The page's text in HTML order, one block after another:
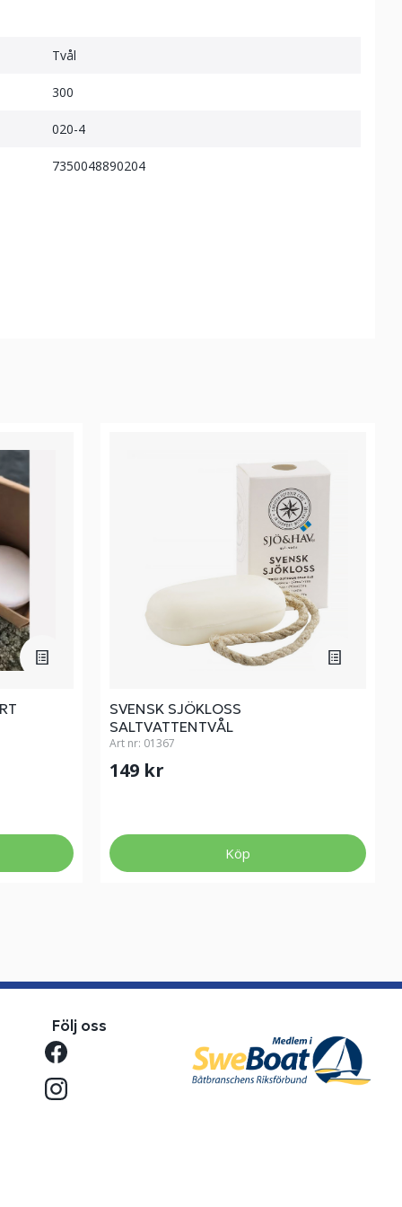
Tvål
300
020-4
7350048890204
SVENSK SJÖKLOSS
SALTVATTENTVÅL
Art nr: 01367
149 kr
Köp
Följ oss